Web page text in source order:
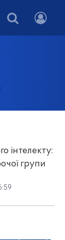
інтелекту:
групи